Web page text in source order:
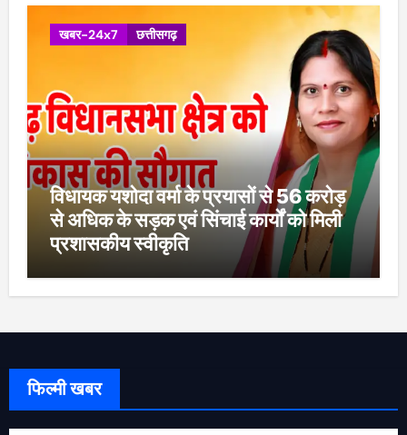
खबर-24x7 छत्तीसगढ़
विधायक यशोदा वर्मा के प्रयासों से 56 करोड़
से अधिक के सड़क एवं सिंचाई कार्यों को मिली
प्रशासकीय स्वीकृति
फिल्मी खबर